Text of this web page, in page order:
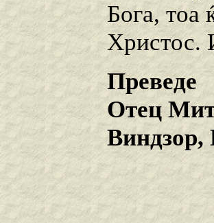
Бога, тоа
Христос.
Преведе
Отец
Виндзор,